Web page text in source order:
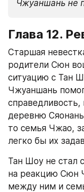
Чжуаншань не
Глава 12.
Старшая
родители Сюн
ситуацию с Тан
Чжуаншань
деревню
то семья Чжао,
легко бы их
Тан Шоу не стал
на реакцию Сюн
между ним и